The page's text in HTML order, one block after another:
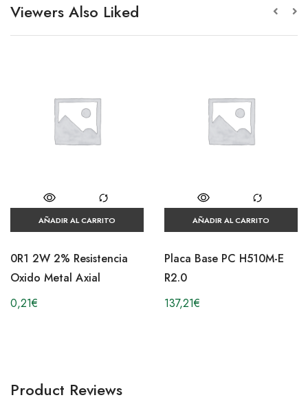
Viewers Also Liked
AÑADIR AL CARRITO
0R1 2W 2% Resistencia
Oxido Metal Axial
0,21€
AÑADIR AL CARRITO
Placa Base PC H510M-E
R2.0
137,21€
Product Reviews